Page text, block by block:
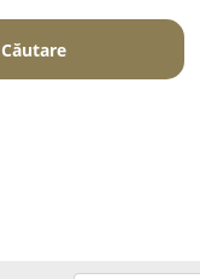
Căutare